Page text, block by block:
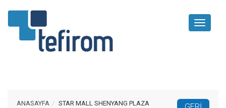
Toggle
ANASAYFA STAR MALL SHENYANG PLAZA